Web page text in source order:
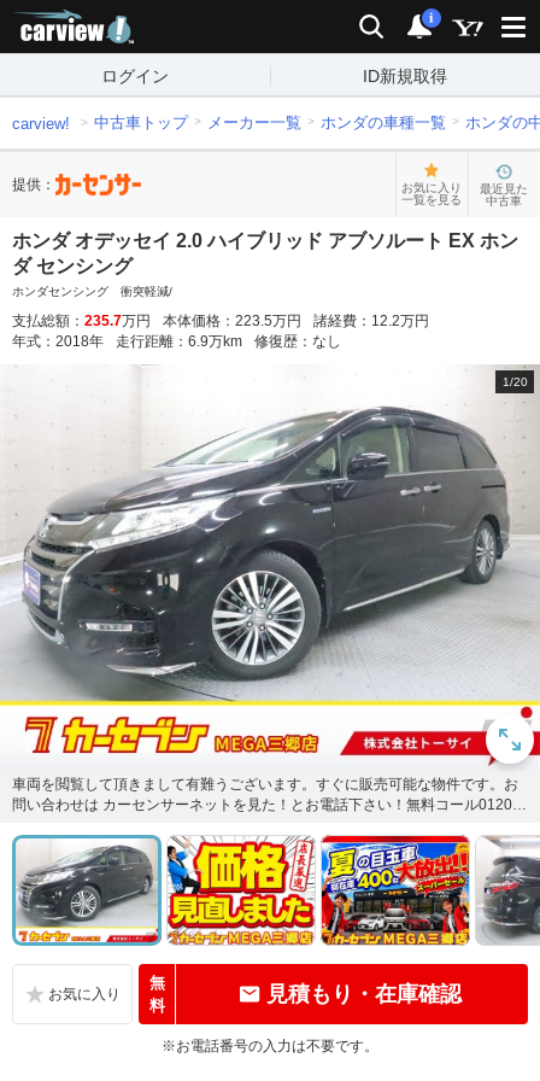
検索 通知
i
ログイン ID新規取得
carview! 中古車トップ メーカー一覧 ホンダの車種一覧 ホンダの
提供：
お気に入り
一覧を見る
最近見た
中古車
ホンダ オデッセイ 2.0 ハイブリッド アブソルート EX ホン
ダ センシング
ホンダセンシング 衝突軽減/
支払総額： 235.7万円 本体価格： 223.5万円 諸経費： 12.2万円
年式： 2018年 走行距離： 6.9万km 修復歴： なし
1/20
車両を閲覧して頂きまして有難うございます。すぐに販売可能な物件です。お
問い合わせは カーセンサーネットを見た！とお電話下さい！無料コール0120-5
無
料
見積もり・在庫確認
※お電話番号の入力は不要です。